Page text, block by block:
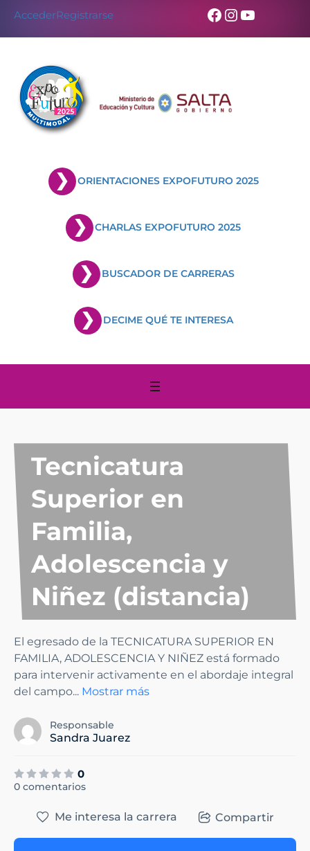
AccederRegistrarse Facebook
Instagram
YouTube
ORIENTACIONES EXPOFUTURO 2025
CHARLAS EXPOFUTURO 2025
BUSCADOR DE CARRERAS
DECIME QUÉ TE INTERESA
Tecnicatura
Superior en
Familia,
Adolescencia y
Niñez (distancia)
El egresado de la TECNICATURA SUPERIOR EN
FAMILIA, ADOLESCENCIA Y NIÑEZ está formado
para intervenir activamente en el abordaje integral
del campo... Mostrar más
Responsable
Sandra Juarez
0
0 comentarios
Me interesa la carrera Compartir